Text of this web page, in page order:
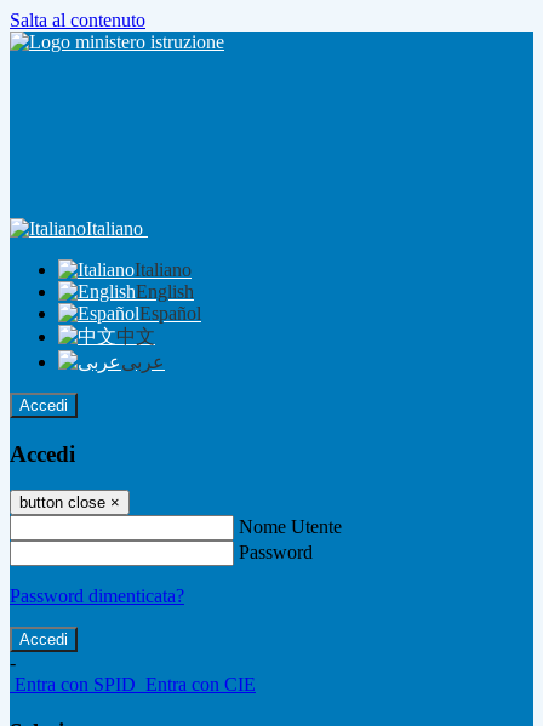
Salta al contenuto
Italiano
Italiano
English
Español
中文
عربى
Accedi
Accedi
button close ×
Nome Utente
Password
Password dimenticata?
-
Entra con SPID Entra con CIE